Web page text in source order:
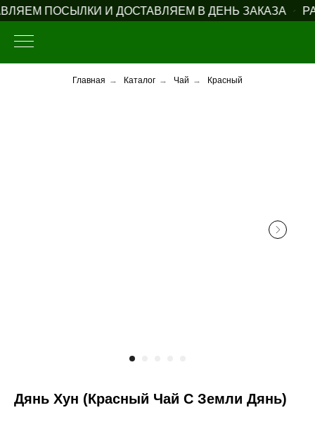
ПОСЫЛКИ И ДОСТАВЛЯЕМ В ДЕНЬ ЗАКАЗА
Главная → Каталог → Чай → Красный
Дянь Хун (Красный Чай С Земли Дянь)